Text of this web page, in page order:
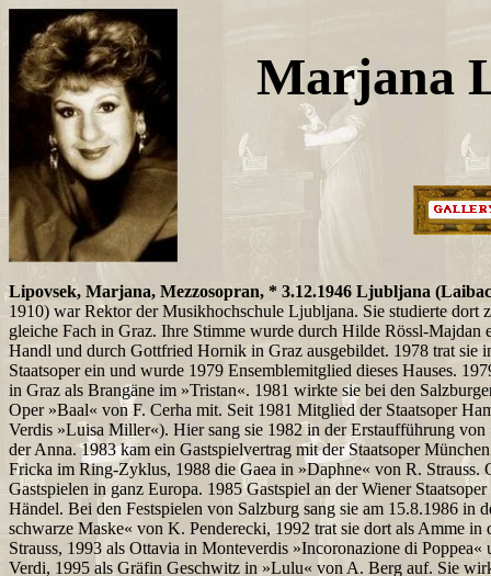
Marjana
Lipovsek, Marjana, Mezzosopran, * 3.12.1946 Ljubljana
1910) war Rektor der Musikhochschule Ljubljana. Sie studierte dort
gleiche Fach in Graz. Ihre Stimme wurde durch Hilde Rössl-Majdan
Handl und durch Gottfried Hornik in Graz ausgebildet. 1978 trat sie
Staatsoper ein und wurde 1979 Ensemblemitglied dieses Hauses.
in Graz als Brangäne im »Tristan«. 1981 wirkte sie bei den
Oper »Baal« von F. Cerha mit. Seit 1981 Mitglied der Staatsoper
Verdis »Luisa Miller«). Hier sang sie 1982 in der Erstaufführung
der Anna. 1983 kam ein Gastspielvertrag mit der Staatsoper
Fricka im Ring-Zyklus, 1988 die Gaea in »Daphne« von R. Strauss.
Gastspielen in ganz Europa. 1985 Gastspiel an der Wiener
Händel. Bei den Festspielen von Salzburg sang sie am 15.8.1986 in
schwarze Maske« von K. Penderecki, 1992 trat sie dort als Amme in
Strauss, 1993 als Ottavia in Monteverdis »Incoronazione di
Verdi, 1995 als Gräfin Geschwitz in »Lulu« von A. Berg auf. Sie